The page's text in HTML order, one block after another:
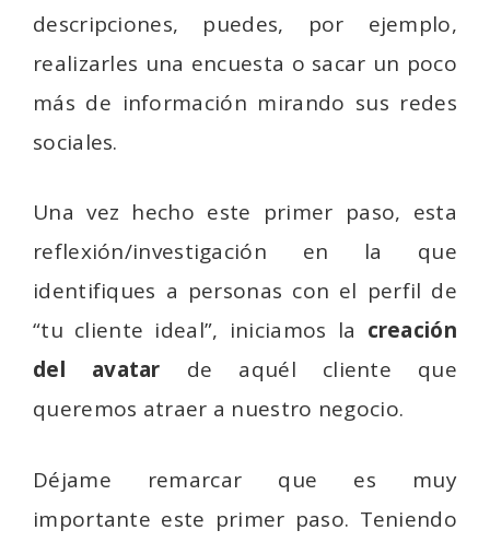
descripciones, puedes, por ejemplo,
realizarles una encuesta o sacar un poco
más de información mirando sus redes
sociales.
Una vez hecho este primer paso, esta
reflexión/investigación en la que
identifiques a personas con el perfil de
“tu cliente ideal”, iniciamos la creación
del avatar de aquél cliente que
queremos atraer a nuestro negocio.
Déjame remarcar que es muy
importante este primer paso. Teniendo